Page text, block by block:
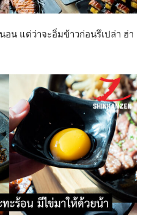
อน แต่ว่าจะอิ่มข้าวก่อนรึเปล่า ฮ่า